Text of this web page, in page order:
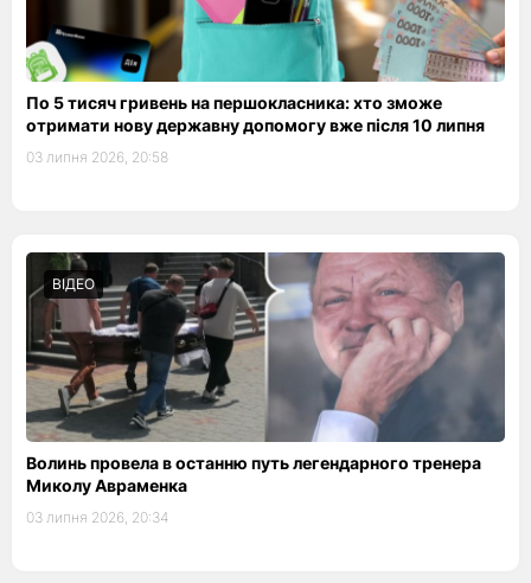
По 5 тисяч гривень на першокласника: хто зможе
отримати нову державну допомогу вже після 10 липня
03 липня 2026, 20:58
ВІДЕО
Волинь провела в останню путь легендарного тренера
Миколу Авраменка
03 липня 2026, 20:34